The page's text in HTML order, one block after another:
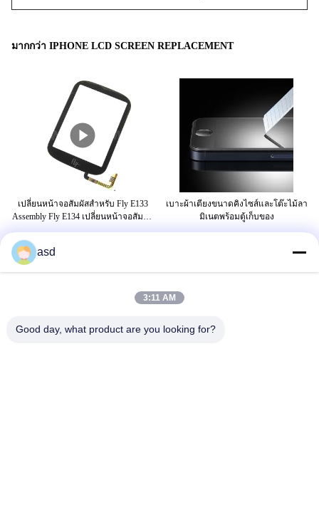
มากกว่า IPHONE LCD SCREEN REPLACEMENT
เปลี่ยนหน้าจอสัมผัสสำหรับ Fly E133
Assembly Fly E134 เปลี่ยนหน้าจอสัมผัส
เบาะผ้าเตียงขนาดคิงไซส์และโต๊ะไม้ลา
มิเนตพร้อมตู้เก็บของ
แท็ก
เปลี่ยนหน้าจอ iphone 6s
asd
3:11 AM
Good day, what product are you looking for?